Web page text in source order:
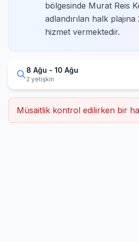
bölgesinde Murat Reis
adlandırılan halk
hizmet vermektedir.
8 Ağu - 10 Ağu
2 yetişkin
Müsaitlik kontrol edilirken bir